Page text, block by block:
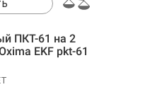
ПКТ-61 на 2
EKF pkt-61